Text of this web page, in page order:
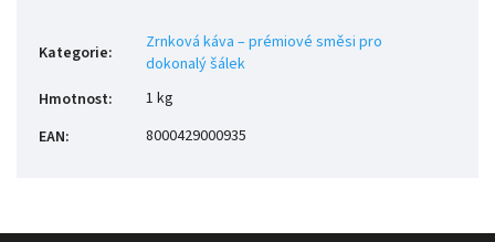
Kategorie:
Zrnková káva – prémiové směsi pro
dokonalý šálek
Hmotnost:
1 kg
EAN: 8000429000935